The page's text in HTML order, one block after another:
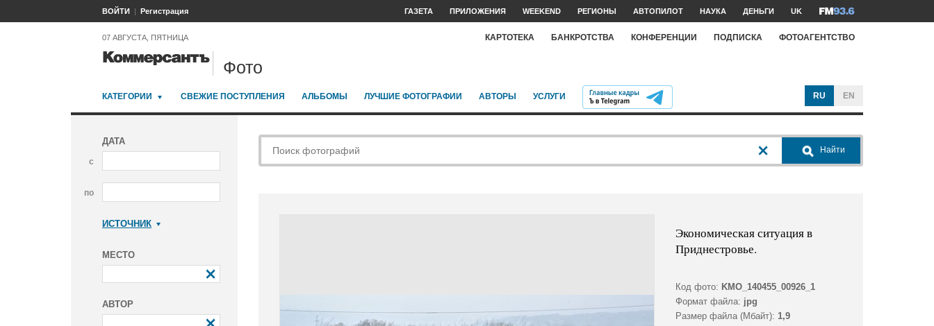
ВОЙТИ Регистрация ГАЗЕТА ПРИЛОЖЕНИЯ WEEKEND РЕГИОНЫ АВТОПИЛОТ НАУКА ДЕНЬГИ UK
07 АВГУСТА, ПЯТНИЦА КАРТОТЕКА БАНКРОТСТВА КОНФЕРЕНЦИИ ПОДПИСКА ФОТОАГЕНТСТВО
Фото
КАТЕГОРИИ СВЕЖИЕ ПОСТУПЛЕНИЯ АЛЬБОМЫ ЛУЧШИЕ ФОТОГРАФИИ АВТОРЫ УСЛУГИ RU EN
ДАТА
с
по
ИСТОЧНИК
МЕСТО
АВТОР
Найти
Экономическая ситуация в
Приднестровье.
Код фото: KMO_140455_00926_1
Формат файла: jpg
Размер файла (Мбайт): 1,9